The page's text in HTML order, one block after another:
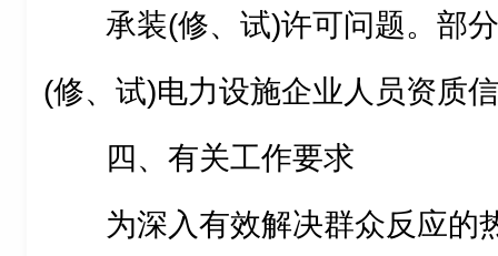
承装(修、试)许可问题。部
(修、试)电力设施企业人员资质
四、有关工作要求
为深入有效解决群众反应的